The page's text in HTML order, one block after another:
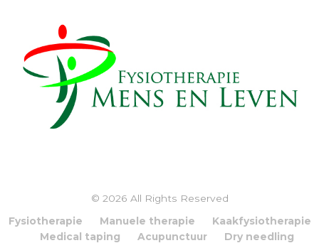
© 2026 All Rights Reserved
Fysiotherapie
Manuele therapie
Kaakfysiotherapie
Medical taping
Acupunctuur Dry needling